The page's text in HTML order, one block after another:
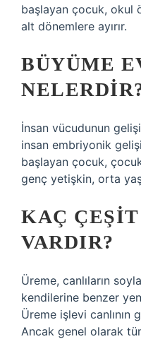
başlayan çocuk, okul
alt dönemlere ayırır.
BÜYÜME
İnsan vücudunun
insan embriyonik
başlayan çocuk,
genç yetişkin, orta yaş
KAÇ
VARDIR?
Üreme, canlıların
kendilerine benzer
Üreme işlevi canlının
Ancak genel olarak